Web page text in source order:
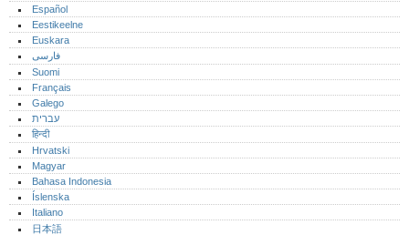
Español
Eestikeelne
Euskara
فارسی
Suomi
Français
Galego
עברית
हिन्दी
Hrvatski
Magyar
Bahasa Indonesia
Íslenska
Italiano
日本語